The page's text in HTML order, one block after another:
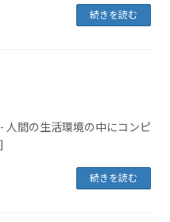
続きを読む
人間の生活環境の中にコンピ
続きを読む